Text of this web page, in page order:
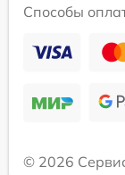
Способы
© 2026